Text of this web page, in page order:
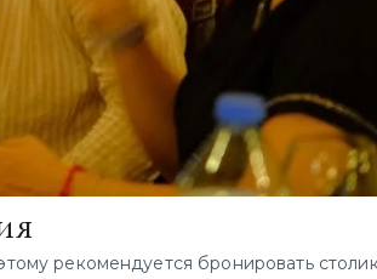
рекомендуется бронировать